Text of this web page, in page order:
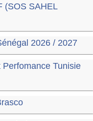
(SOS SAHEL
2026 / 2027
Tunisie